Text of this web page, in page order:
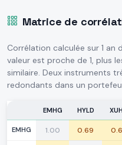
Matrice de
Corrélation calculée sur 1 an
valeur est proche de 1, plus
similaire. Deux instruments
redondants dans un
EMHG HYLD
EMHG 1.00 0.69